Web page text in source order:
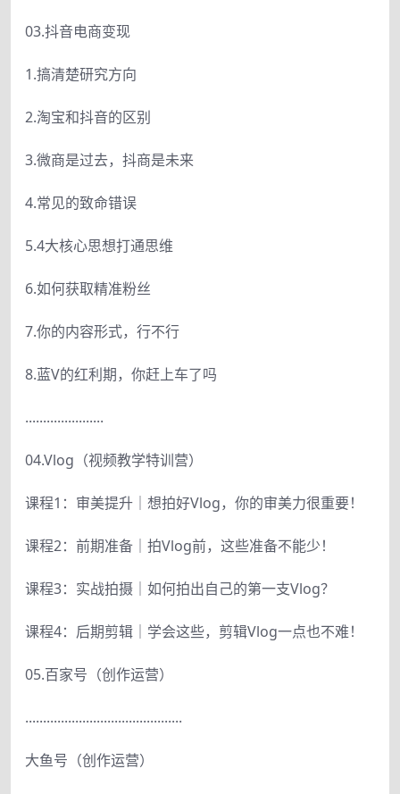
03.抖音电商变现
1.搞清楚研究方向
2.淘宝和抖音的区别
3.微商是过去，抖商是未来
4.常见的致命错误
5.4大核心思想打通思维
6.如何获取精准粉丝
7.你的内容形式，行不行
8.蓝V的红利期，你赶上车了吗
......................
04.Vlog（视频教学特训营）
课程1：审美提升｜想拍好Vlog，你的审美力很重要！
课程2：前期准备｜拍Vlog前，这些准备不能少！
课程3：实战拍摄｜如何拍出自己的第一支Vlog？
课程4：后期剪辑｜学会这些，剪辑Vlog一点也不难！
05.百家号（创作运营）
............................................
大鱼号（创作运营）